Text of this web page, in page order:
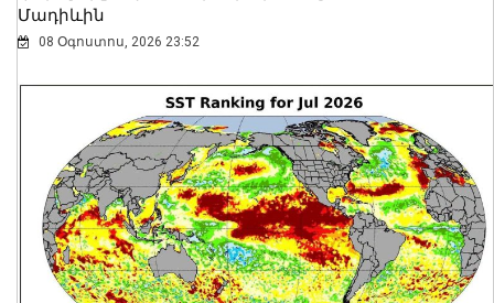
Մադիևին
08 Օգոստոս, 2026 23:52